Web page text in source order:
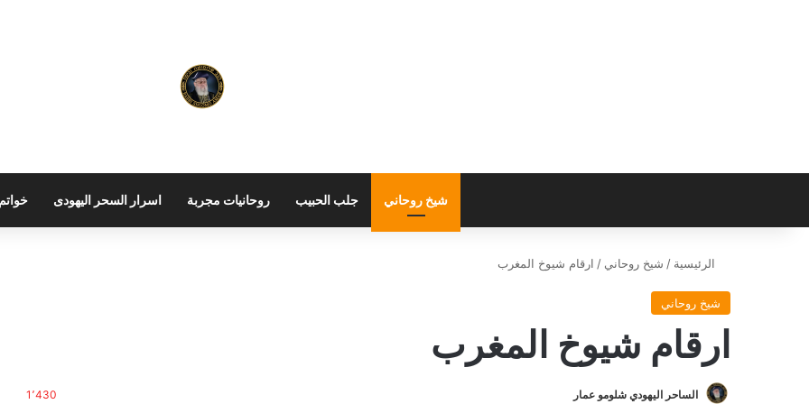
شيخ روحاني جلب الحبيب روحانيات مجربة اسرار السحر اليهودى
الرئيسية / شيخ روحاني / ارقام شيوخ المغرب
شيخ روحاني
ارقام شيوخ المغرب
الساحر اليهودي شلومو عمار 1٬430